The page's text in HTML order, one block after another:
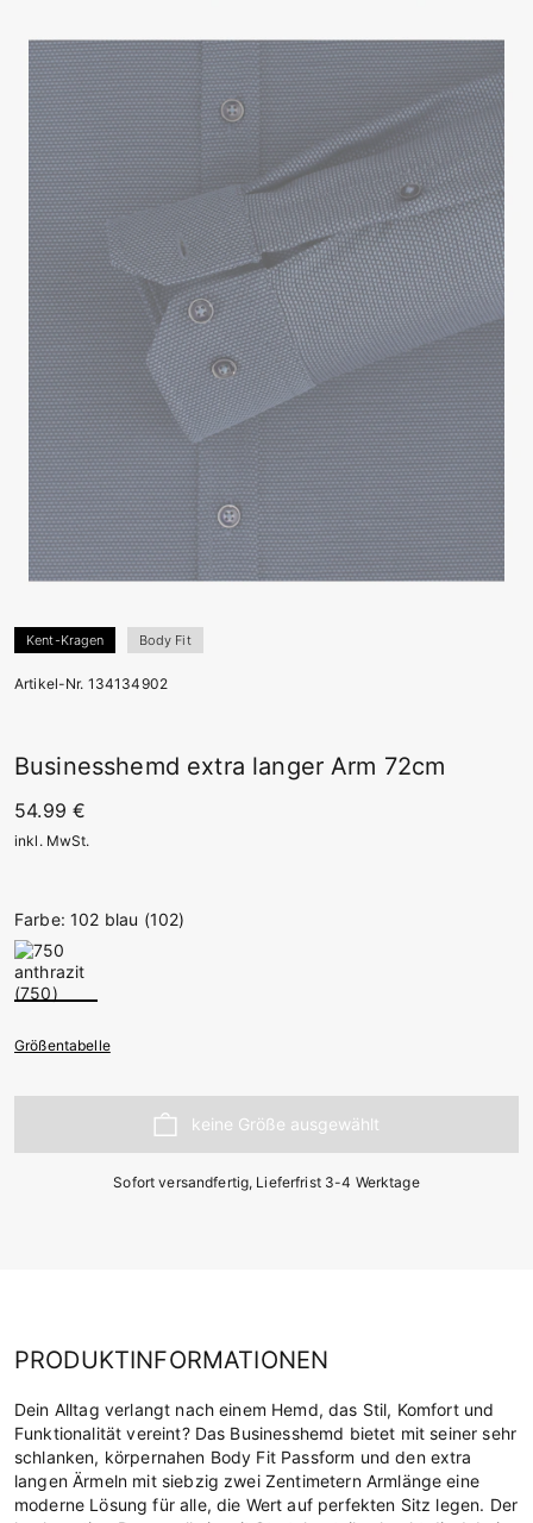
Kent-Kragen Body Fit
Artikel-Nr. 134134902
Businesshemd extra langer Arm 72cm
54.99 €
inkl. MwSt.
Farbe: 102 blau (102)
Größentabelle
Sofort versandfertig, Lieferfrist 3-4 Werktage
PRODUKTINFORMATIONEN
Dein Alltag verlangt nach einem Hemd, das Stil, Komfort und
Funktionalität vereint? Das Businesshemd bietet mit seiner sehr
schlanken, körpernahen Body Fit Passform und den extra
langen Ärmeln mit siebzig zwei Zentimetern Armlänge eine
moderne Lösung für alle, die Wert auf perfekten Sitz legen. Der